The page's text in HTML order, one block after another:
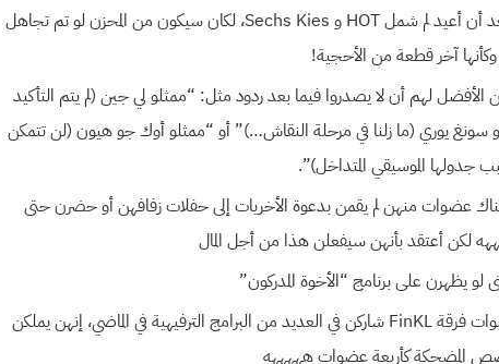
[+63, -15] بعد أن أعيد لم شمل HOT و Sechs Kies، لكان سيكون من المحزن لو تم تجاهل
-16] من الأفضل لهم أن لا يصدروا فيما بعد ردود مثل: “ممثلو لي جين (لم يتم التأكيد
سونغ يوري (ما زلنا في مرحلة النقاش…)” أو “ممثلو أوك جو هيون (لن تتمكن
جدولها الموسيقي المتداخل)”.
-11] هناك عضوات منهن لم يقمن بدعوة الأخريات إلى حفلات زفافهن أو حضرن حتى
لكن أعتقد بأنهن سيفعلن هذا من أجل المال
[+43, -8] عضوات فرقة FinKL شاركن في العديد من البرامج الترفيهية في الماضي، إنهن يملكن
المضحكة كأربعة عضوات هههههه